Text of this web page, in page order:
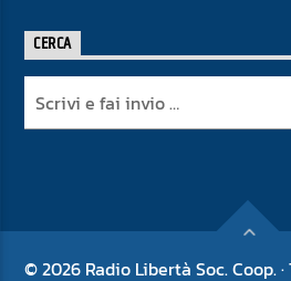
CERCA
© 2026 Radio Libertà Soc. Coop.